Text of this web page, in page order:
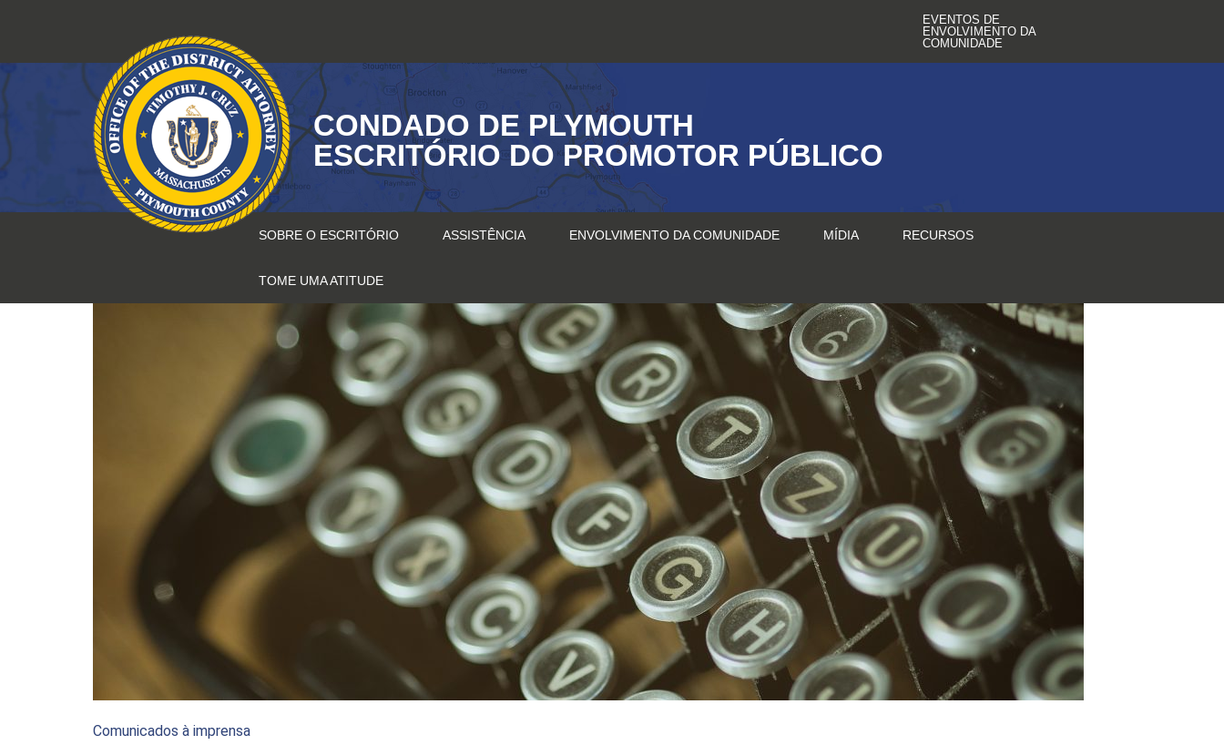
conteúdo
EVENTOS DE
ENVOLVIMENTO DA
COMUNIDADE
CONDADO DE PLYMOUTH
ESCRITÓRIO DO PROMOTOR PÚBLICO
SOBRE O ESCRITÓRIO ASSISTÊNCIA ENVOLVIMENTO DA COMUNIDADE MÍDIA RECURSOS
TOME UMA ATITUDE
Comunicados à imprensa